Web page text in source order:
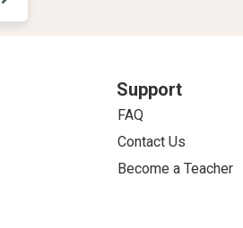
Support
FAQ
Contact Us
Become a Teacher